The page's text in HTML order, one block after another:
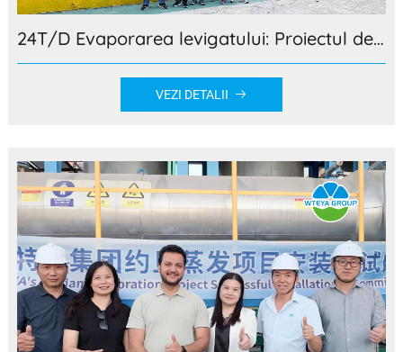
24T/D Evaporarea levigatului: Proiectul de evacuare zero lichide a depozitului de gunoi Guangdong Wuma MVR
VEZI DETALII